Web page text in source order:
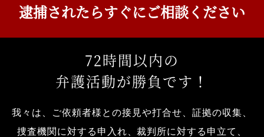
逮捕されたらすぐにご相談ください
72時間以内の
弁護活動が勝負です！
我々は、ご依頼者様との接見や打合せ、証拠の収集、
捜査機関に対する申入れ、裁判所に対する申立て、